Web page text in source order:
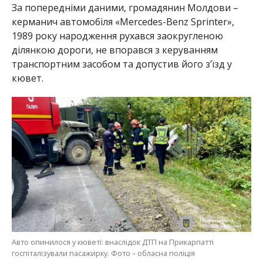
За попередніми даними, громадянин Молдови –
керманич автомобіля «Mercedes-Benz Sprinter»,
1989 року народження рухався заокругленою
ділянкою дороги, не впорався з керуванням
транспортним засобом та допустив його з’їзд у
кювет.
Авто опинилося у кюветі: внаслідок ДТП на Прикарпатті
госпіталізували пасажирку. Фото – обласна поліція